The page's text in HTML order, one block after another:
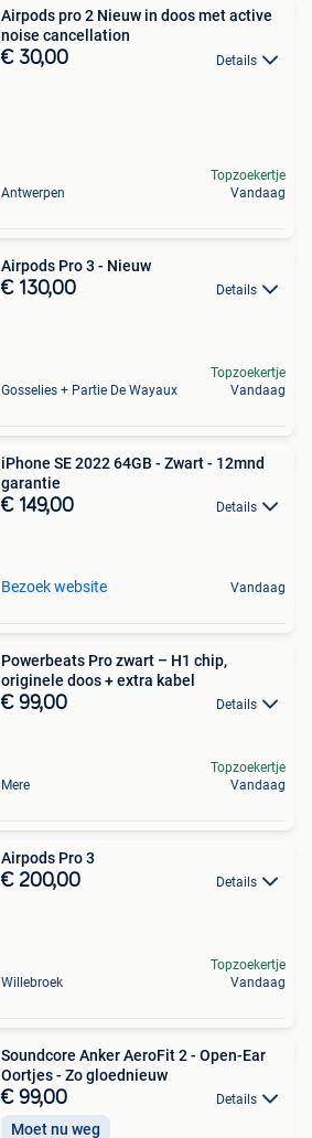
Airpods pro 2 Nieuw in doos met active
noise cancellation
€ 30,00 Details
Antwerpen
Topzoekertje
Vandaag
Airpods Pro 3 - Nieuw
€ 130,00 Details
Gosselies + Partie De Wayaux
Topzoekertje
Vandaag
iPhone SE 2022 64GB - Zwart - 12mnd
garantie
€ 149,00 Details
Bezoek website Vandaag
Powerbeats Pro zwart – H1 chip,
originele doos + extra kabel
€ 99,00 Details
Mere
Topzoekertje
Vandaag
Airpods Pro 3
€ 200,00 Details
Willebroek
Topzoekertje
Vandaag
Soundcore Anker AeroFit 2 - Open-Ear
Oortjes - Zo gloednieuw
€ 99,00 Details
Moet nu weg